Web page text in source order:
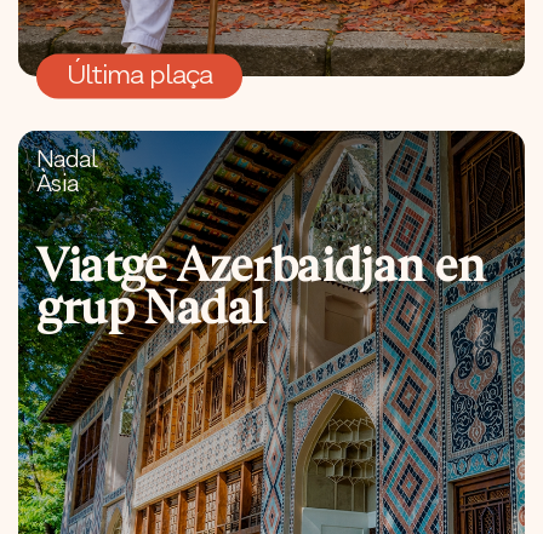
Última plaça
Nadal
Àsia
Viatge Azerbaidjan en
grup Nadal